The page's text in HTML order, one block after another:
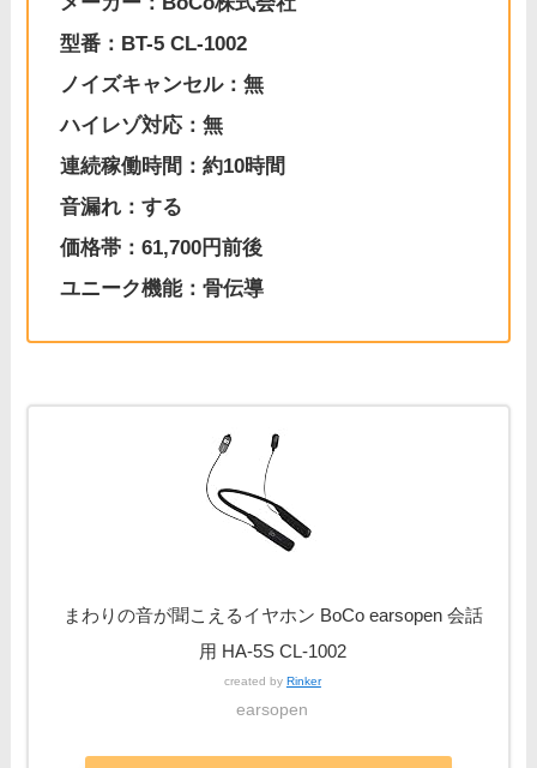
型番：BT-5 CL-1002
ノイズキャンセル：無
ハイレゾ対応：無
連続稼働時間：約10時間
音漏れ：する
価格帯：61,700円前後
ユニーク機能：骨伝導
まわりの音が聞こえるイヤホン BoCo earsopen 会話
用 HA-5S CL-1002
created by Rinker
earsopen